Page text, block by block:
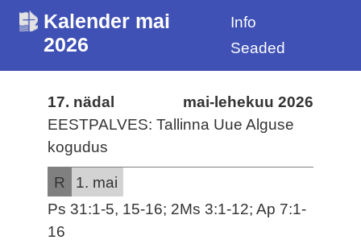
Kalender mai
2026
Info
Seaded
17. nädal
mai-lehekuu 2026
EESTPALVES: Tallinna Uue Alguse
kogudus
R
1. mai
Ps 31:1-5, 15-16; 2Ms 3:1-12; Ap 7:1-
16